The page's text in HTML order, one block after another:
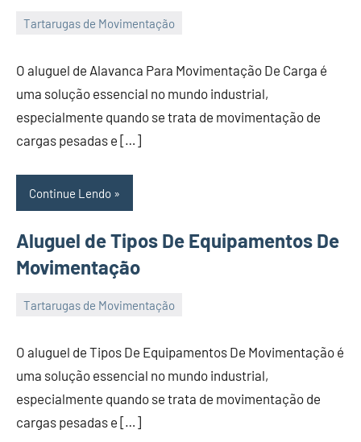
Tartarugas de Movimentação
November
de
2023
Administrador
O aluguel de Alavanca Para Movimentação De Carga é
uma solução essencial no mundo industrial,
especialmente quando se trata de movimentação de
cargas pesadas e […]
Continue Lendo
Aluguel de Tipos De Equipamentos De
Movimentação
Tartarugas de Movimentação
November
de
2023
Administrador
O aluguel de Tipos De Equipamentos De Movimentação é
uma solução essencial no mundo industrial,
especialmente quando se trata de movimentação de
cargas pesadas e […]